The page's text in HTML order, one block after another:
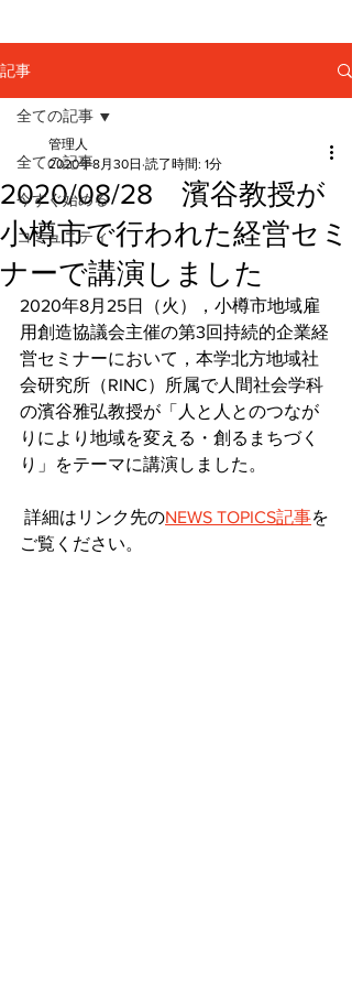
記事
全ての記事
今すぐ始める
コミュニティ
全ての記事
2020/08/28 濱谷教授が
小樽市で行われた経営セミ
ナーで講演しました
管理人
2020年8月30日 読了時間: 1分
2020年8月25日（火），小樽市地域雇
用創造協議会主催の第3回持続的企業経
営セミナーにおいて，本学北方地域社
会研究所（RINC）所属で人間社会学科
の濱谷雅弘教授が「人と人とのつなが
りにより地域を変える・創るまちづく
り」をテーマに講演しました。
詳細はリンク先のNEWS TOPICS記事を
ご覧ください。